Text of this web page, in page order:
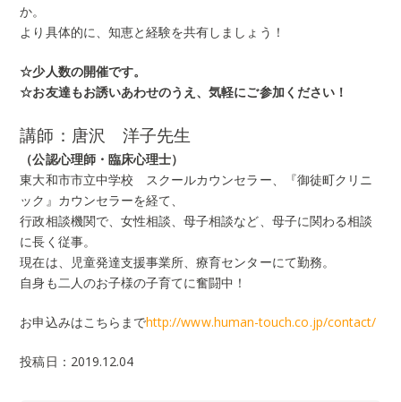
か。
より具体的に、知恵と経験を共有しましょう！
☆少人数の開催です。
☆お友達もお誘いあわせのうえ、気軽にご参加ください！
講師：唐沢 洋子先生
（公認心理師・臨床心理士）
東大和市市立中学校 スクールカウンセラー、『御徒町クリニ
ック』カウンセラーを経て、
行政相談機関で、女性相談、母子相談など、母子に関わる相談
に長く従事。
現在は、児童発達支援事業所、療育センターにて勤務。
自身も二人のお子様の子育てに奮闘中！
お申込みはこちらまでhttp://www.human-touch.co.jp/contact/
投稿日：2019.12.04